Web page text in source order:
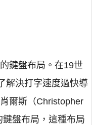
鍵盤布局。在19世
解決打字速度過快導
爾斯（Christopher
盤布局，這種布局